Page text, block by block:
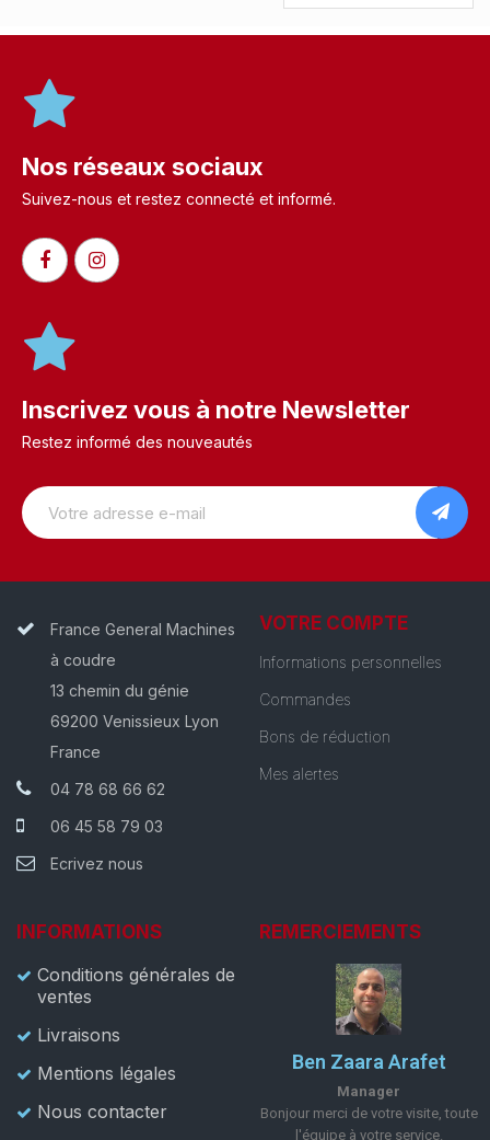
Nos réseaux sociaux
Suivez-nous et restez connecté et informé.​
Inscrivez vous à notre Newsletter
Restez informé des nouveautés
France General Machines
à coudre
13 chemin du génie
69200 Venissieux Lyon
France
04 78 68 66 62
06 45 58 79 03
Ecrivez nous
VOTRE COMPTE
Informations personnelles
Commandes
Bons de réduction
Mes alertes
INFORMATIONS
Conditions générales de
ventes
Livraisons
Mentions légales
Nous contacter
REMERCIEMENTS
Ben Zaara Arafet
Manager
Bonjour merci de votre visite, toute
l'équipe à votre service.